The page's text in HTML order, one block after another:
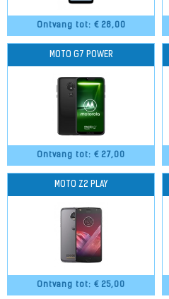
Ontvang tot: € 28,00
Ontvang tot: € 27,00
MOTO G7 POWER
Ontvang tot: € 25,00
MOTO Z2 PLAY